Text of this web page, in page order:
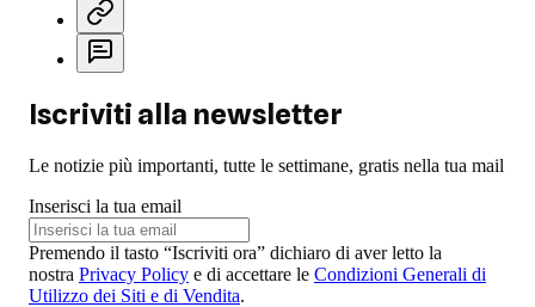
Iscriviti alla newsletter
Le notizie più importanti, tutte le settimane, gratis nella tua mail
Inserisci la tua email
Premendo il tasto “Iscriviti ora” dichiaro di aver letto la
nostra Privacy Policy e di accettare le Condizioni Generali di
Utilizzo dei Siti e di Vendita.